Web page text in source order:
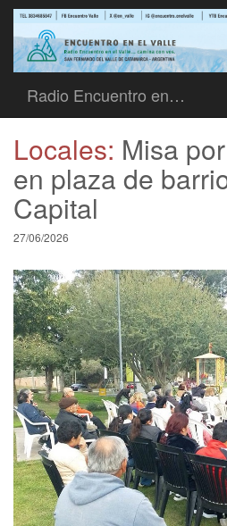
Radio Encuentro en…
Locales: Misa
en plaza de
Capital
27/06/2026